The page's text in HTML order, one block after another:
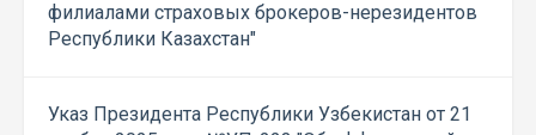
филиалами страховых брокеров-нерезидентов
Республики Казахстан"
Указ Президента Республики Узбекистан от 21